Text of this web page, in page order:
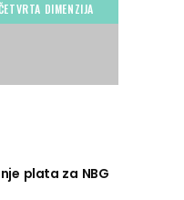
DIMENZIJA
plata za NBG